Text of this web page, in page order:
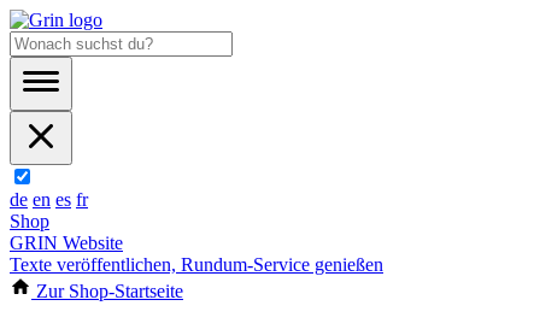
de en es fr
Shop
GRIN Website
Texte veröffentlichen, Rundum-Service genießen
Zur Shop-Startseite